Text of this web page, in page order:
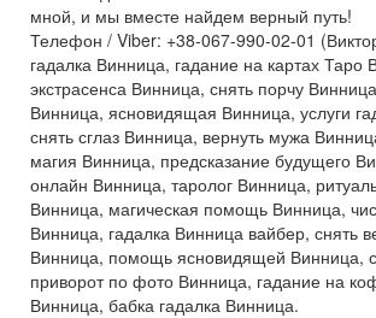
мной, и мы вместе найдем верный путь!
Телефон / Viber: +38-067-990-02-01
гадалка Винница, гадание на картах
экстрасенса Винница, снять порчу
Винница, ясновидящая Винница, услуги
снять сглаз Винница, вернуть мужа
магия Винница, предсказание будущего
онлайн Винница, таролог Винница,
Винница, магическая помощь Винница,
Винница, гадалка Винница вайбер, снять
Винница, помощь ясновидящей Винница,
приворот по фото Винница, гадание на
Винница, бабка гадалка Винница.